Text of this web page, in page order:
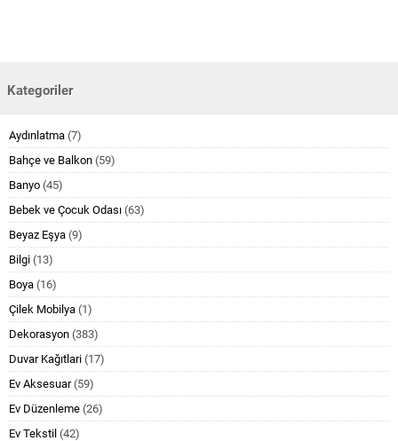
Kategoriler
Aydınlatma (7)
Bahçe ve Balkon (59)
Banyo (45)
Bebek ve Çocuk Odası (63)
Beyaz Eşya (9)
Bilgi (13)
Boya (16)
Çilek Mobilya (1)
Dekorasyon (383)
Duvar Kağıtlari (17)
Ev Aksesuar(59)
Ev Düzenleme (26)
Ev Tekstil (42)